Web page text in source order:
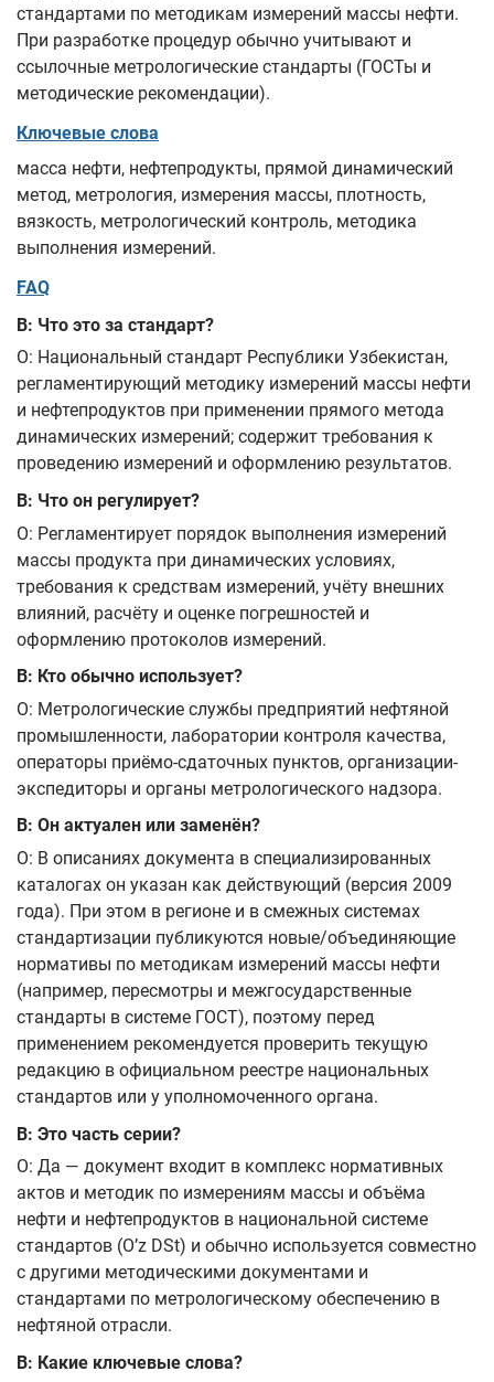
стандартами по методикам измерений массы нефти.
При разработке процедур обычно учитывают и
ссылочные метрологические стандарты (ГОСТы и
методические рекомендации).
Ключевые слова
масса нефти, нефтепродукты, прямой динамический
метод, метрология, измерения массы, плотность,
вязкость, метрологический контроль, методика
выполнения измерений.
FAQ
В: Что это за стандарт?
О: Национальный стандарт Республики Узбекистан,
регламентирующий методику измерений массы нефти
и нефтепродуктов при применении прямого метода
динамических измерений; содержит требования к
проведению измерений и оформлению результатов.
В: Что он регулирует?
О: Регламентирует порядок выполнения измерений
массы продукта при динамических условиях,
требования к средствам измерений, учёту внешних
влияний, расчёту и оценке погрешностей и
оформлению протоколов измерений.
В: Кто обычно использует?
О: Метрологические службы предприятий нефтяной
промышленности, лаборатории контроля качества,
операторы приёмо-сдаточных пунктов, организации-
экспедиторы и органы метрологического надзора.
В: Он актуален или заменён?
О: В описаниях документа в специализированных
каталогах он указан как действующий (версия 2009
года). При этом в регионе и в смежных системах
стандартизации публикуются новые/объединяющие
нормативы по методикам измерений массы нефти
(например, пересмотры и межгосударственные
стандарты в системе ГОСТ), поэтому перед
применением рекомендуется проверить текущую
редакцию в официальном реестре национальных
стандартов или у уполномоченного органа.
В: Это часть серии?
О: Да — документ входит в комплекс нормативных
актов и методик по измерениям массы и объёма
нефти и нефтепродуктов в национальной системе
стандартов (O’z DSt) и обычно используется совместно
с другими методическими документами и
стандартами по метрологическому обеспечению в
нефтяной отрасли.
В: Какие ключевые слова?